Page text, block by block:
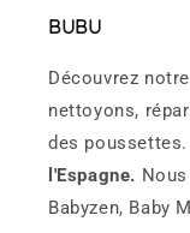
BUBU
Découvrez
nettoyons,
des poussettes.
l'Espagne.
Babyzen, Baby